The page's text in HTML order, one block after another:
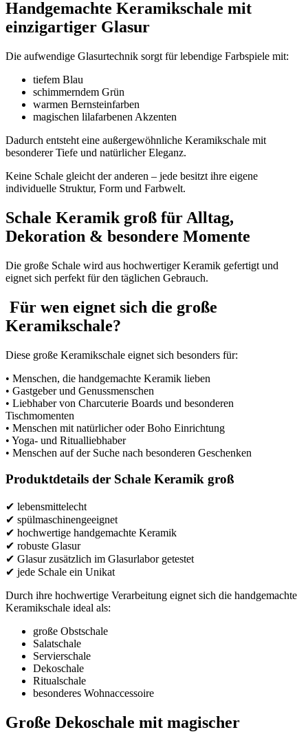
Handgemachte Keramikschale mit
einzigartiger Glasur
Die aufwendige Glasurtechnik sorgt für lebendige Farbspiele mit:
tiefem Blau
schimmerndem Grün
warmen Bernsteinfarben
magischen lilafarbenen Akzenten
Dadurch entsteht eine außergewöhnliche Keramikschale mit
besonderer Tiefe und natürlicher Eleganz.
Keine Schale gleicht der anderen – jede besitzt ihre eigene
individuelle Struktur, Form und Farbwelt.
Schale Keramik groß für Alltag,
Dekoration & besondere Momente
Die große Schale wird aus hochwertiger Keramik gefertigt und
eignet sich perfekt für den täglichen Gebrauch.
Für wen eignet sich die große
Keramikschale?
Diese große Keramikschale eignet sich besonders für:
• Menschen, die handgemachte Keramik lieben
• Gastgeber und Genussmenschen
• Liebhaber von Charcuterie Boards und besonderen
Tischmomenten
• Menschen mit natürlicher oder Boho Einrichtung
• Yoga- und Ritualliebhaber
• Menschen auf der Suche nach besonderen Geschenken
Produktdetails der Schale Keramik groß
✔ lebensmittelecht
✔ spülmaschinengeeignet
✔ hochwertige handgemachte Keramik
✔ robuste Glasur
✔ Glasur zusätzlich im Glasurlabor getestet
✔ jede Schale ein Unikat
Durch ihre hochwertige Verarbeitung eignet sich die handgemachte
Keramikschale ideal als:
große Obstschale
Salatschale
Servierschale
Dekoschale
Ritualschale
besonderes Wohnaccessoire
Große Dekoschale mit magischer